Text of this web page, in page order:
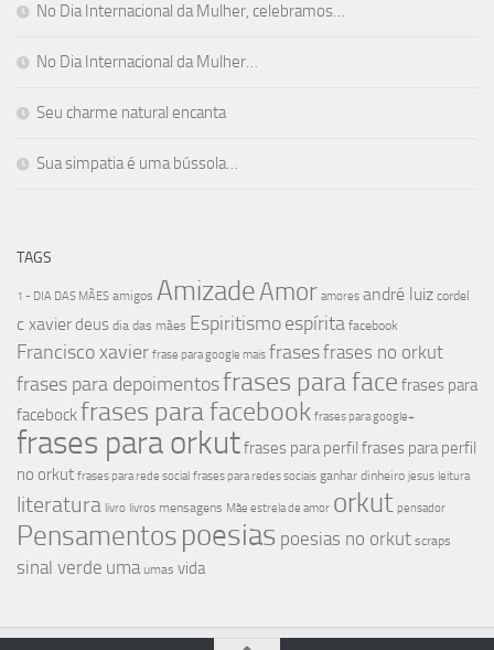
No Dia Internacional da Mulher, celebramos…
No Dia Internacional da Mulher…
Seu charme natural encanta
Sua simpatia é uma bússola…
TAGS
1 - DIA DAS MÃES amigos AmizadeAmor amores andré luiz cordel
c xavier deus dia das mães Espiritismoespírita facebook
Francisco xavier frase para google mais frasesfrases no orkut
frases para depoimentosfrases para face frases para
facebockfrases para facebook frases para google+
frases para orkutfrases para perfil frases para perfil
no orkut frases para rede social frases para redes sociais ganhar dinheiro jesus leitura
literatura livro livros mensagens Mãe estrela de amor orkut pensador
Pensamentospoesias poesias no orkut scraps
sinal verde uma umas vida